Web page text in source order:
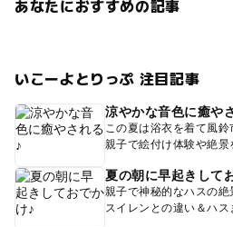
駐車場あり スイーツ 雨で
お盆 屋内 おばあちゃん
あなたにおすすめの記事
いこーよとりっぷ 注目記事
涼やかな音色に癒や
この夏は浴衣を着て風鈴
親子で絵付け体験や絶景
夏の朝に早起きして
親子で神秘的なハスの絶
スイレンとの違い＆ハス